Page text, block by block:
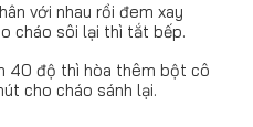
với nhau rồi đem xay
cháo sôi lại thì tắt bếp.
40 độ thì hòa thêm bột cô
cho cháo sánh lại.